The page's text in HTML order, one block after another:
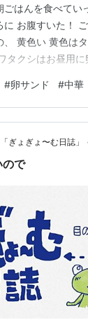
ごはんを食べてい
に お腹すいた！
、 黄色い 黄色は
タクシはお昼用に
い！ 早く食べた
た。 職場につい
ごく普通の卵サ
味しさ増し増し
、 ロンドン 今エ
#卵サンド #中華
ぎょぎょ〜む日誌」
ので